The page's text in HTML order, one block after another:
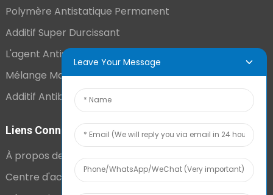
Polymère Antistatique Permanent
Additif Super Durcissant
L'agent Antistatique Longue Durée
Mélange Maître VCI
Additif Antibuée Ajouté En Interne
Liens Connexes
À propos de nous
Centre d'actualités
Leave Your Message